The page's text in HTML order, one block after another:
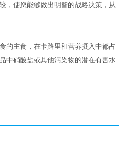
，使您能够做出明智的战略决策，从
的主食，在卡路里和营养摄入中都占
中硝酸盐或其他污染物的潜在有害水